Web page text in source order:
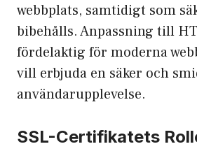
webbplats, samtidigt som
bibehålls. Anpassning till
fördelaktig för moderna
vill erbjuda en säker och
användarupplevelse.
SSL-Certifikatets